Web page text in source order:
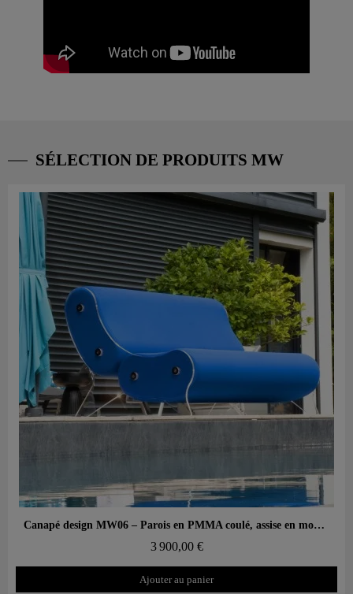
SÉLECTION DE PRODUITS MW
Aperçu rapide Canapé design MW06 – Parois en PMMA coulé, assise en mousse alvéolaire
3 900,00 €
Ajouter au panier